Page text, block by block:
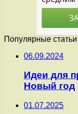
Популярные статьи
06.09.2024
Идеи для
Новый год
01.07.2025